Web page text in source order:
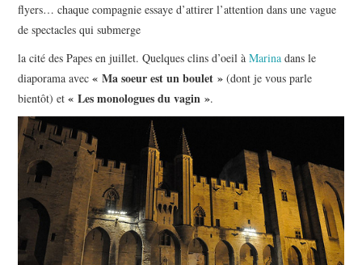
HORS SCÈNE
PROPOSER UN SPECTACLE
flyers… chaque compagnie essaye d’attirer l’attention dans une vague
de spectacles qui submerge
la cité des Papes en juillet. Quelques clins d’oeil àMarinadans le
diaporama avec« Ma soeur est un boulet » (dont je vous parle
bientôt) et« Les monologues du vagin ».